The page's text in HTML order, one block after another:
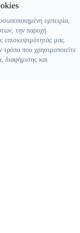
εμπειρία,
την παροχή
επισκεψιμότητάς μας.
τρόπο που χρησιμοποιείτε
διαφήμισης και